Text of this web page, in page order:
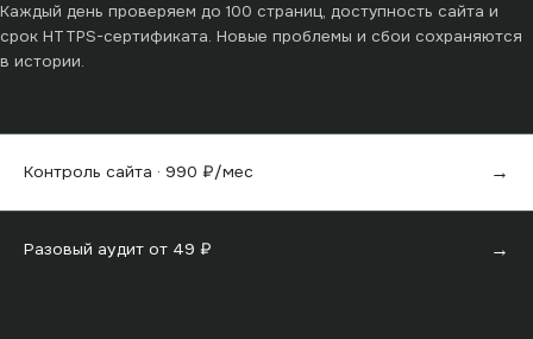
Каждый день проверяем до 100 страниц, доступность сайта и
срок HTTPS-сертификата. Новые проблемы и сбои сохраняются
в истории.
Контроль сайта · 990 ₽/мес →
Разовый аудит от 49 ₽ →